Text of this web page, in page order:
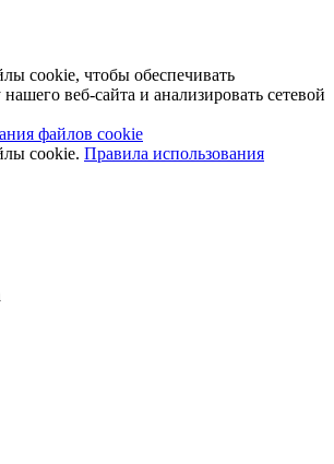
cookie, чтобы обеспечивать
веб-сайта и анализировать сетевой
файлов cookie
cookie. Правила использования